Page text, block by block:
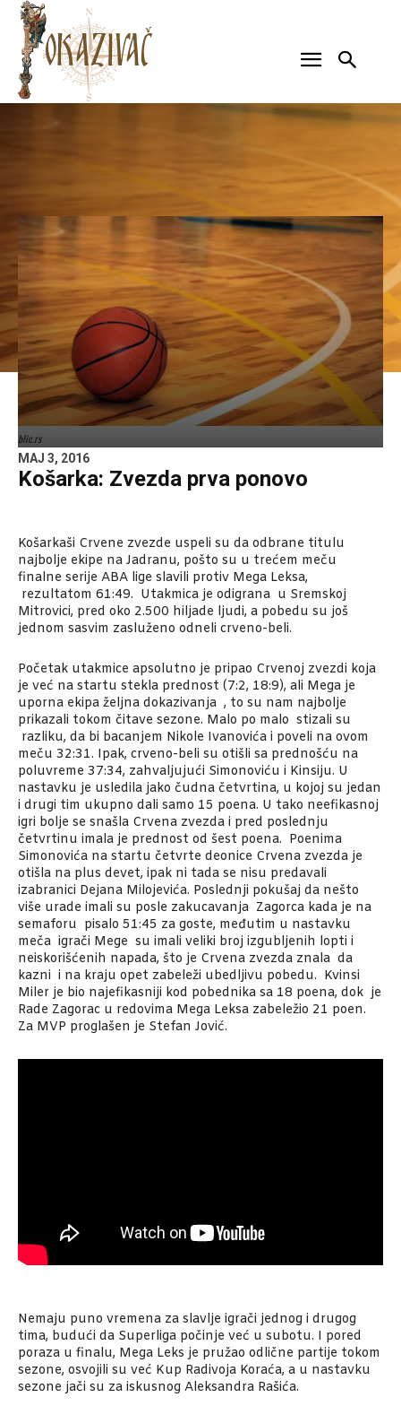
blic.rs
MAJ 3, 2016
Košarka: Zvezda prva ponovo
Košarkaši Crvene zvezde uspeli su da odbrane titulu
najbolje ekipe na Jadranu, pošto su u trećem meču
finalne serije ABA lige slavili protiv Mega Leksa,
rezultatom 61:49. Utakmica je odigrana u Sremskoj
Mitrovici, pred oko 2.500 hiljade ljudi, a pobedu su još
jednom sasvim zasluženo odneli crveno-beli.
Početak utakmice apsolutno je pripao Crvenoj zvezdi koja
je već na startu stekla prednost (7:2, 18:9), ali Mega je
uporna ekipa željna dokazivanja , to su nam najbolje
prikazali tokom čitave sezone. Malo po malo stizali su
razliku, da bi bacanjem Nikole Ivanovića i poveli na ovom
meču 32:31. Ipak, crveno-beli su otišli sa prednošću na
poluvreme 37:34, zahvaljujući Simonoviću i Kinsiju. U
nastavku je usledila jako čudna četvrtina, u kojoj su jedan
i drugi tim ukupno dali samo 15 poena. U tako neefikasnoj
igri bolje se snašla Crvena zvezda i pred poslednju
četvrtinu imala je prednost od šest poena. Poenima
Simonovića na startu četvrte deonice Crvena zvezda je
otišla na plus devet, ipak ni tada se nisu predavali
izabranici Dejana Milojevića. Poslednji pokušaj da nešto
više urade imali su posle zakucavanja Zagorca kada je na
semaforu pisalo 51:45 za goste, međutim u nastavku
meča igrači Mege su imali veliki broj izgubljenih lopti i
neiskorišćenih napada, što je Crvena zvezda znala da
kazni i na kraju opet zabeleži ubedljivu pobedu. Kvinsi
Miler je bio najefikasniji kod pobednika sa 18 poena, dok je
Rade Zagorac u redovima Mega Leksa zabeležio 21 poen.
Za MVP proglašen je Stefan Jović.
Nemaju puno vremena za slavlje igrači jednog i drugog
tima, budući da Superliga počinje već u subotu. I pored
poraza u finalu, Mega Leks je pružao odlične partije tokom
sezone, osvojili su već Kup Radivoja Koraća, a u nastavku
sezone jači su za iskusnog Aleksandra Rašića.